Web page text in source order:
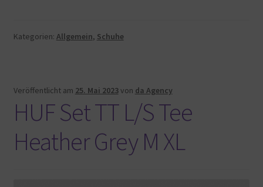
Kategorien: Allgemein, Schuhe
Veröffentlicht am 25. Mai 2023von da Agency
HUF Set TT L/S Tee
Heather Grey M XL